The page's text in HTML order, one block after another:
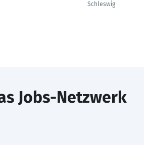
Schleswig
Jobs-Netzwerk